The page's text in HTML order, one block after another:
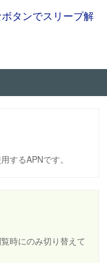
タンでスリープ解
するAPNです。
時にのみ切り替えて